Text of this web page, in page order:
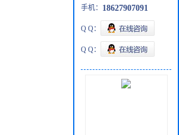
手机： 18627907091
Q Q：
Q Q：